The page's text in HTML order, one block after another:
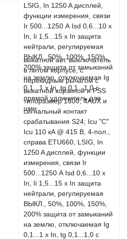
выкатной авт. выключатель
в литом корпусе, с
перекидным рычагом с
выкатной корзиной и PSS
типоразмер 1600; 4AUX и
сигнальный контакт
срабатывания S24; Icu "C"
Icu 110 кA @ 415 В, 4-пол.,
справа ETU660, LSIG, In
1250 A дисплей, функции
измерения, связи Ir
500...1250 А Isd 0,6...10 x
In, Ii 1,5...15 x In защита
нейтрали, регулируемая
ВЫКЛ., 50%, 100%, 150%,
200% защита от замыканий
на землю, отключаемая Ig
0,1...1 x In, tg 0,1...1,0 с